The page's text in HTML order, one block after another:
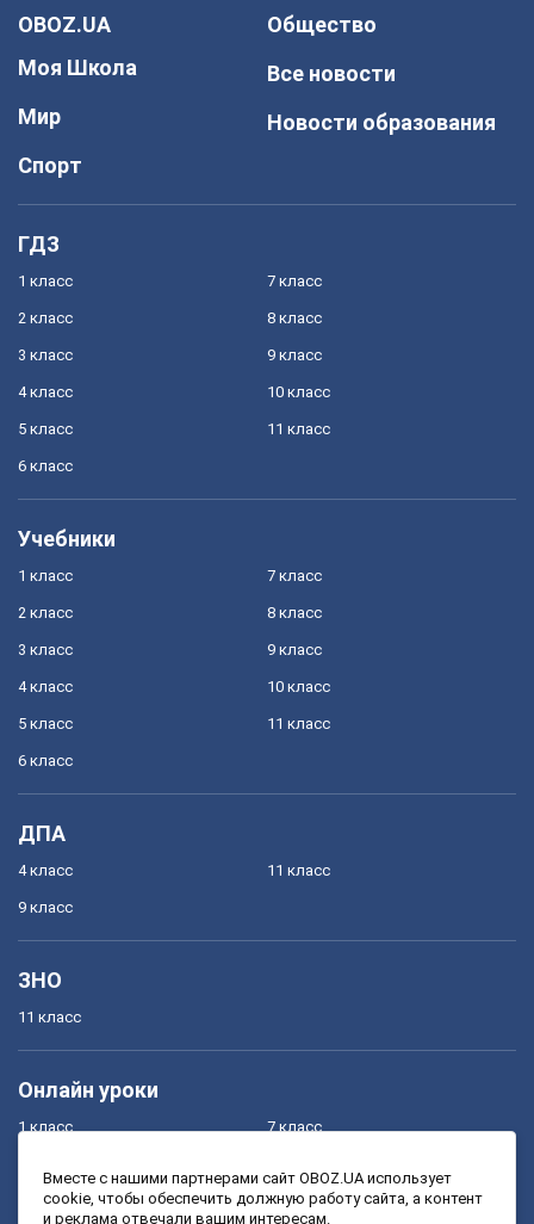
OBOZ.UA
Моя Школа
Мир
Спорт
Общество
Все новости
Новости образования
ГДЗ
1 класс
2 класс
3 класс
4 класс
5 класс
6 класс
7 класс
8 класс
9 класс
10 класс
11 класс
Учебники
1 класс
2 класс
3 класс
4 класс
5 класс
6 класс
7 класс
8 класс
9 класс
10 класс
11 класс
ДПА
4 класс
9 класс
11 класс
ЗНО
11 класс
Онлайн уроки
1 класс
3 класс
7 класс
9 класс
Вместе с нашими партнерами сайт OBOZ.UA использует
cookie, чтобы обеспечить должную работу сайта, а контент
и реклама отвечали вашим интересам.